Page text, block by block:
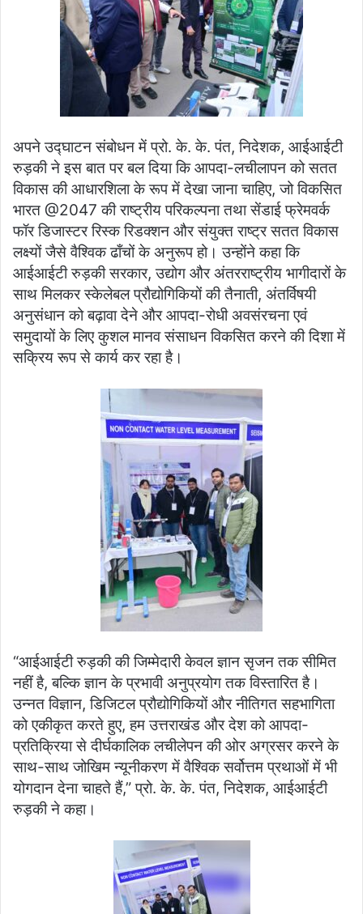
अपने उद्घाटन संबोधन में प्रो. के. के. पंत, निदेशक, आईआईटी
रुड़की ने इस बात पर बल दिया कि आपदा-लचीलापन को सतत
विकास की आधारशिला के रूप में देखा जाना चाहिए, जो विकसित
भारत @2047 की राष्ट्रीय परिकल्पना तथा सेंडाई फ्रेमवर्क
फॉर डिजास्टर रिस्क रिडक्शन और संयुक्त राष्ट्र सतत विकास
लक्ष्यों जैसे वैश्विक ढाँचों के अनुरूप हो। उन्होंने कहा कि
आईआईटी रुड़की सरकार, उद्योग और अंतरराष्ट्रीय भागीदारों के
साथ मिलकर स्केलेबल प्रौद्योगिकियों की तैनाती, अंतर्विषयी
अनुसंधान को बढ़ावा देने और आपदा-रोधी अवसंरचना एवं
समुदायों के लिए कुशल मानव संसाधन विकसित करने की दिशा में
सक्रिय रूप से कार्य कर रहा है।
“आईआईटी रुड़की की जिम्मेदारी केवल ज्ञान सृजन तक सीमित
नहीं है, बल्कि ज्ञान के प्रभावी अनुप्रयोग तक विस्तारित है।
उन्नत विज्ञान, डिजिटल प्रौद्योगिकियों और नीतिगत सहभागिता
को एकीकृत करते हुए, हम उत्तराखंड और देश को आपदा-
प्रतिक्रिया से दीर्घकालिक लचीलेपन की ओर अग्रसर करने के
साथ-साथ जोखिम न्यूनीकरण में वैश्विक सर्वोत्तम प्रथाओं में भी
योगदान देना चाहते हैं,” प्रो. के. के. पंत, निदेशक, आईआईटी
रुड़की ने कहा।